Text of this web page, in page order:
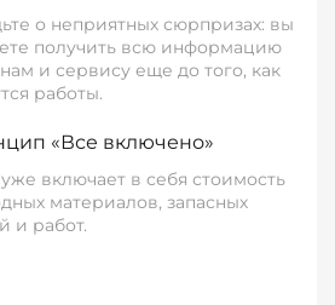
о неприятных сюрпризах: вы
получить всю информацию
и сервису еще до того, как
работы.
«Все включено»
включает в себя стоимость
материалов, запасных
и работ.